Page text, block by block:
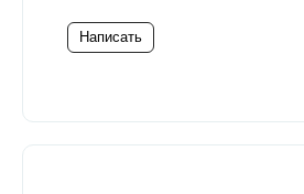
Написать